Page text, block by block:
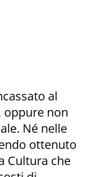
al
oppure non
Né nelle
ottenuto
Cultura che